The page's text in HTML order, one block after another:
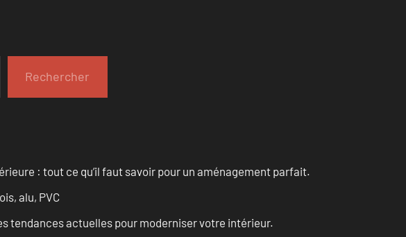
Rechercher
: tout ce qu’il faut savoir pour un aménagement parfait.
alu, PVC
tendances actuelles pour moderniser votre intérieur.